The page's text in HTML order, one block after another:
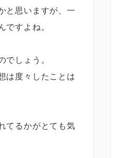
と思いますが、一
すよね。
しょう。
は度々したことは
てるかがとても気